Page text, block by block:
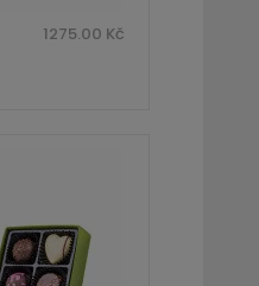
1275.00 Kč